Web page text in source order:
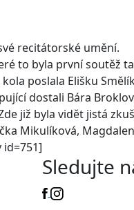
recitátorské umění.
to byla první soutěž
poslala Elišku
dostali Bára
již byla vidět jistá
Mikulíková,
Sledujte